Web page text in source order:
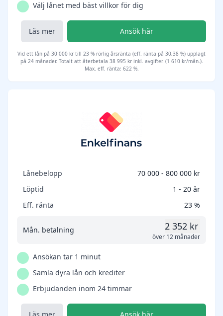
Välj lånet med bäst villkor för dig
Läs mer Ansök här
Vid ett lån på 30 000 kr till 23 % rörlig årsränta (eff. ränta på 30,38 %) upplagt
på 24 månader. Totalt att återbetala 38 995 kr inkl. avgifter. (1 610 kr/mån.).
Max. eff. ränta: 622 %.
Lånebelopp
70 000 - 800 000 kr
Löptid
1 - 20 år
Eff. ränta
23 %
Mån. betalning 2 352 kr
över 12 månader
Ansökan tar 1 minut
Samla dyra lån och krediter
Erbjudanden inom 24 timmar